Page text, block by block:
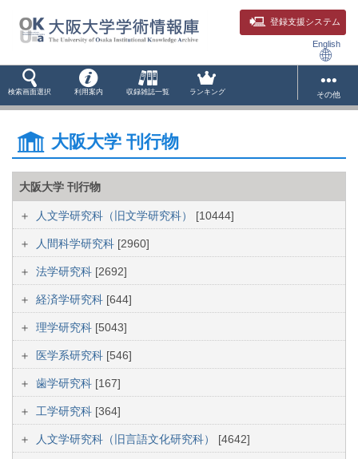
登録支援システム
English
検索画面選択 利用案内 収録雑誌一覧 ランキング その他
大阪大学 刊行物
大阪大学 刊行物
人文学研究科（旧文学研究科） [10444]
人間科学研究科 [2960]
法学研究科 [2692]
経済学研究科 [644]
理学研究科 [5043]
医学系研究科 [546]
歯学研究科 [167]
工学研究科 [364]
人文学研究科（旧言語文化研究科） [4642]